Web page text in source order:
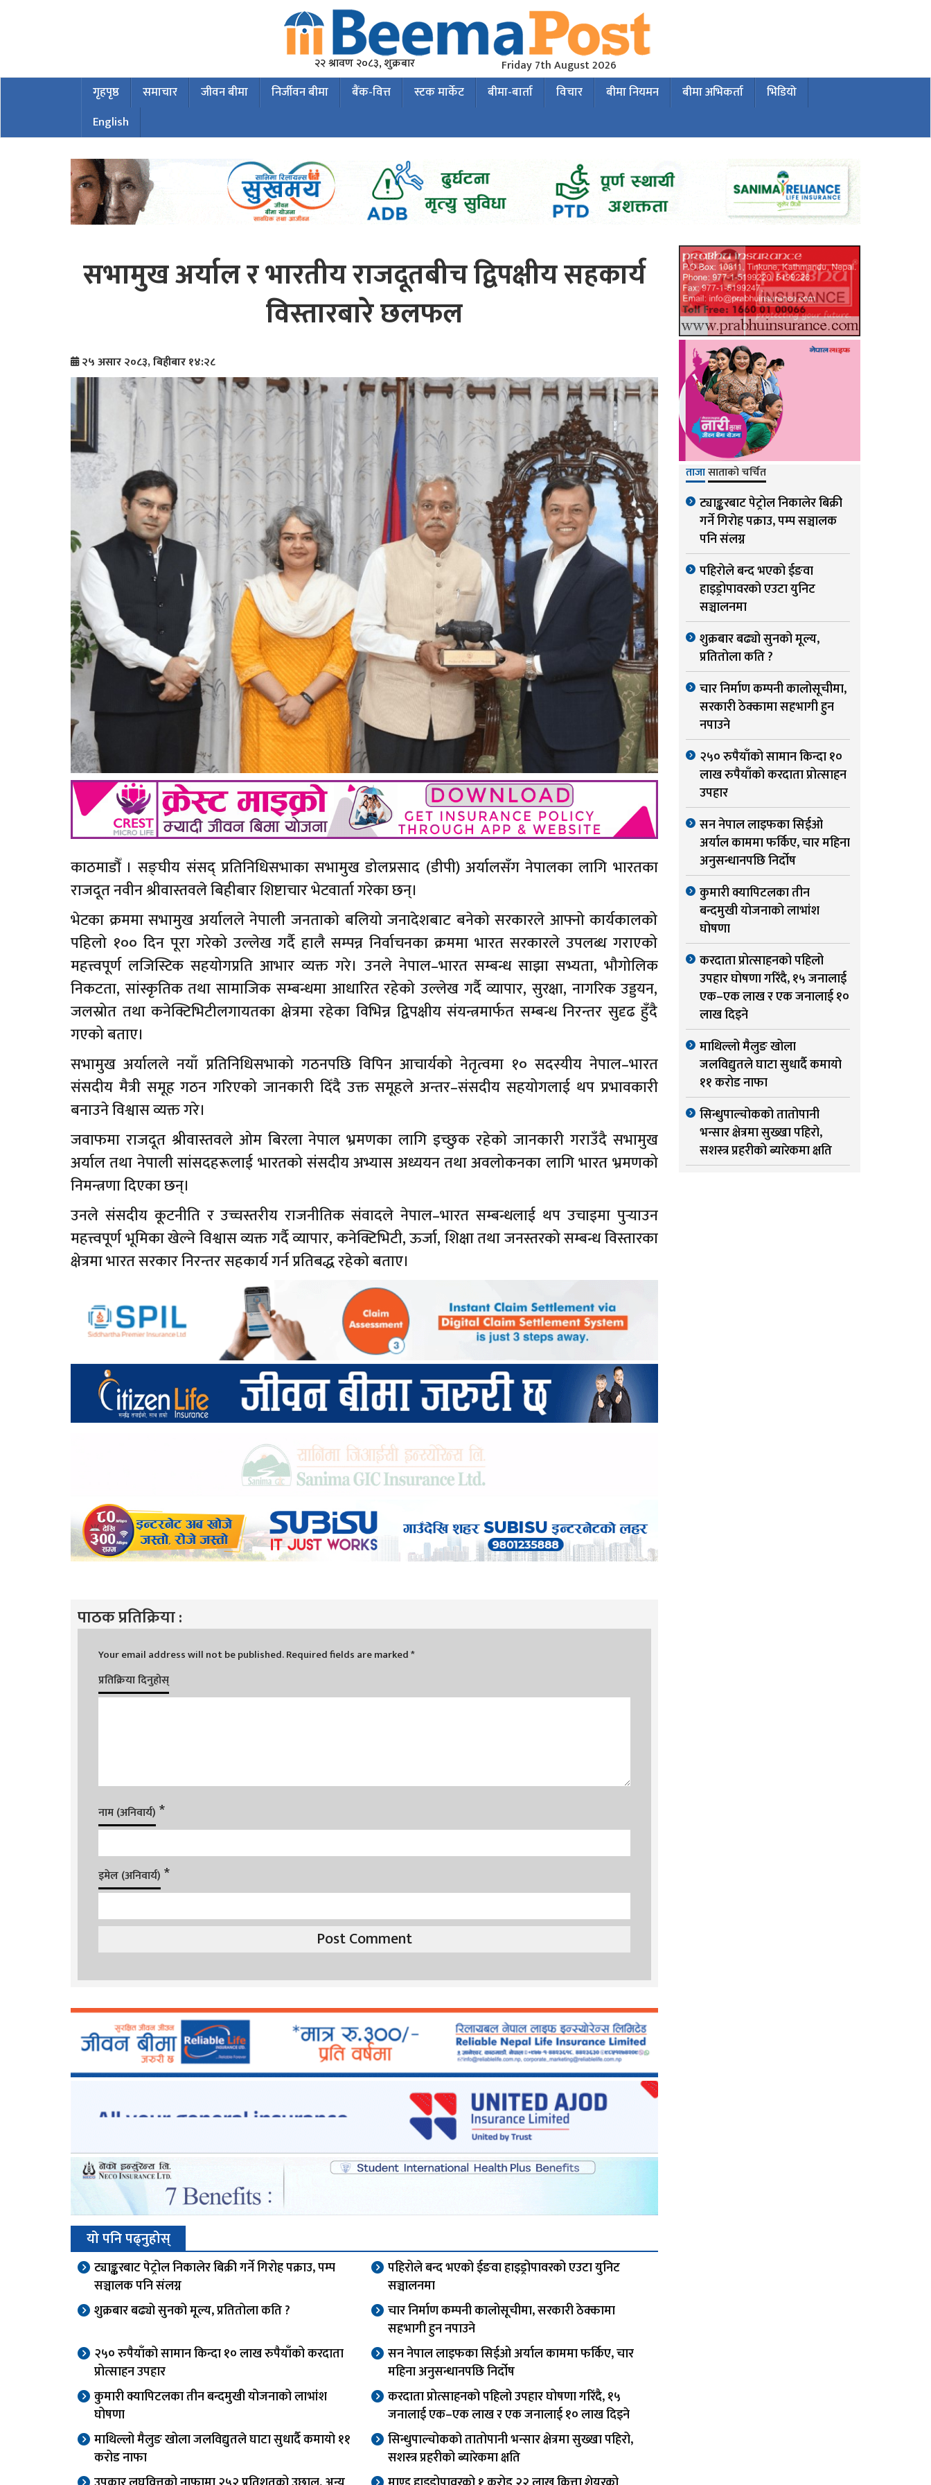
२२ श्रावण २०८३, शुक्रबार Friday 7th August 2026
गृहपृष्ठ समाचार जीवन बीमा निर्जीवन बीमा बैंक-वित्त स्टक मार्केट बीमा-बार्ता विचार बीमा नियमन बीमा अभिकर्ता
भिडियो
English
सभामुख अर्याल र भारतीय राजदूतबीच द्विपक्षीय सहकार्य
विस्तारबारे छलफल
२५ असार २०८३, बिहीबार १४:२८
काठमाडौँ । सङ्घीय संसद् प्रतिनिधिसभाका सभामुख डोलप्रसाद (डीपी) अर्यालसँग नेपालका लागि भारतका
राजदूत नवीन श्रीवास्तवले बिहीबार शिष्टाचार भेटवार्ता गरेका छन्।
भेटका क्रममा सभामुख अर्यालले नेपाली जनताको बलियो जनादेशबाट बनेको सरकारले आफ्नो कार्यकालको
पहिलो १०० दिन पूरा गरेको उल्लेख गर्दै हालै सम्पन्न निर्वाचनका क्रममा भारत सरकारले उपलब्ध गराएको
महत्त्वपूर्ण लजिस्टिक सहयोगप्रति आभार व्यक्त गरे। उनले नेपाल–भारत सम्बन्ध साझा सभ्यता, भौगोलिक
निकटता, सांस्कृतिक तथा सामाजिक सम्बन्धमा आधारित रहेको उल्लेख गर्दै व्यापार, सुरक्षा, नागरिक उड्डयन,
जलस्रोत तथा कनेक्टिभिटीलगायतका क्षेत्रमा रहेका विभिन्न द्विपक्षीय संयन्त्रमार्फत सम्बन्ध निरन्तर सुदृढ हुँदै
गएको बताए।
सभामुख अर्यालले नयाँ प्रतिनिधिसभाको गठनपछि विपिन आचार्यको नेतृत्वमा १० सदस्यीय नेपाल–भारत
संसदीय मैत्री समूह गठन गरिएको जानकारी दिँदै उक्त समूहले अन्तर–संसदीय सहयोगलाई थप प्रभावकारी
बनाउने विश्वास व्यक्त गरे।
जवाफमा राजदूत श्रीवास्तवले ओम बिरला नेपाल भ्रमणका लागि इच्छुक रहेको जानकारी गराउँदै सभामुख
अर्याल तथा नेपाली सांसदहरूलाई भारतको संसदीय अभ्यास अध्ययन तथा अवलोकनका लागि भारत भ्रमणको
निमन्त्रणा दिएका छन्।
उनले संसदीय कूटनीति र उच्चस्तरीय राजनीतिक संवादले नेपाल–भारत सम्बन्धलाई थप उचाइमा पुर्‍याउन
महत्त्वपूर्ण भूमिका खेल्ने विश्वास व्यक्त गर्दै व्यापार, कनेक्टिभिटी, ऊर्जा, शिक्षा तथा जनस्तरको सम्बन्ध विस्तारका
क्षेत्रमा भारत सरकार निरन्तर सहकार्य गर्न प्रतिबद्ध रहेको बताए।
पाठक प्रतिक्रिया :
Your email address will not be published.Required fields are marked*
प्रतिक्रिया दिनुहोस्
नाम (अनिवार्य) *
इमेल (अनिवार्य) *
यो पनि पढ्नुहोस्
ट्याङ्करबाट पेट्रोल निकालेर बिक्री गर्ने गिरोह पक्राउ, पम्प
सञ्चालक पनि संलग्न
पहिरोले बन्द भएको ईङवा हाइड्रोपावरको एउटा युनिट
सञ्चालनमा
शुक्रबार बढ्यो सुनको मूल्य, प्रतितोला कति ?
चार निर्माण कम्पनी कालोसूचीमा, सरकारी ठेक्कामा
सहभागी हुन नपाउने
२५० रुपैयाँको सामान किन्दा १० लाख रुपैयाँको करदाता
प्रोत्साहन उपहार
सन नेपाल लाइफका सिईओ अर्याल काममा फर्किए, चार
महिना अनुसन्धानपछि निर्दोष
कुमारी क्यापिटलका तीन बन्दमुखी योजनाको लाभांश
घोषणा
करदाता प्रोत्साहनको पहिलो उपहार घोषणा गरिंदै, १५
जनालाई एक–एक लाख र एक जनालाई १० लाख दिइने
माथिल्लो मैलुङ खोला जलविद्युतले घाटा सुधार्दै कमायो ११
करोड नाफा
सिन्धुपाल्चोकको तातोपानी भन्सार क्षेत्रमा सुख्खा पहिरो,
सशस्त्र प्रहरीको ब्यारेकमा क्षति
ताजासाताको चर्चित
ट्याङ्करबाट पेट्रोल निकालेर बिक्री
गर्ने गिरोह पक्राउ, पम्प सञ्चालक
पनि संलग्न
पहिरोले बन्द भएको ईङवा
हाइड्रोपावरको एउटा युनिट
सञ्चालनमा
शुक्रबार बढ्यो सुनको मूल्य,
प्रतितोला कति ?
चार निर्माण कम्पनी कालोसूचीमा,
सरकारी ठेक्कामा सहभागी हुन
नपाउने
२५० रुपैयाँको सामान किन्दा १०
लाख रुपैयाँको करदाता प्रोत्साहन
उपहार
सन नेपाल लाइफका सिईओ
अर्याल काममा फर्किए, चार महिना
अनुसन्धानपछि निर्दोष
कुमारी क्यापिटलका तीन
बन्दमुखी योजनाको लाभांश
घोषणा
करदाता प्रोत्साहनको पहिलो
उपहार घोषणा गरिंदै, १५ जनालाई
एक–एक लाख र एक जनालाई १०
लाख दिइने
माथिल्लो मैलुङ खोला
जलविद्युतले घाटा सुधार्दै कमायो
११ करोड नाफा
सिन्धुपाल्चोकको तातोपानी
भन्सार क्षेत्रमा सुख्खा पहिरो,
सशस्त्र प्रहरीको ब्यारेकमा क्षति